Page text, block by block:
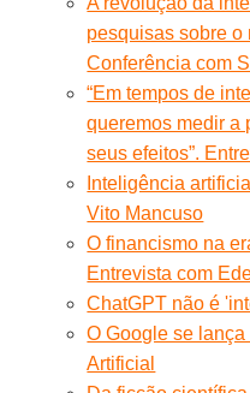
pesquisas sobre o
Conferência com
“Em tempos de
queremos medir a
seus efeitos”.
Inteligência
Vito Mancuso
O financismo na
Entrevista com
ChatGPT não é
O Google se
Artificial